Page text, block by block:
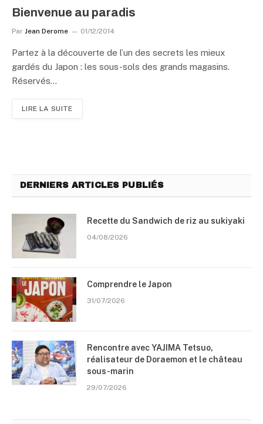
Bienvenue au paradis
Par Jean Derome 01/12/2014
Partez à la découverte de l’un des secrets les mieux
gardés du Japon : les sous-sols des grands magasins.
Réservés…
LIRE LA SUITE
DERNIERS ARTICLES PUBLIÉS
Recette du Sandwich de riz au sukiyaki
04/08/2026
Comprendre le Japon
31/07/2026
Rencontre avec YAJIMA Tetsuo,
réalisateur de Doraemon et le château
sous-marin
29/07/2026